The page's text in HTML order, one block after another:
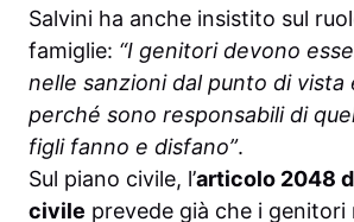
Salvini ha anche insistito sul
famiglie: “I genitori devono
nelle sanzioni dal punto di vista
perché sono responsabili di
figli fanno e disfano”.
Sul piano civile, l’articolo 2048
civile prevede già che i genitori